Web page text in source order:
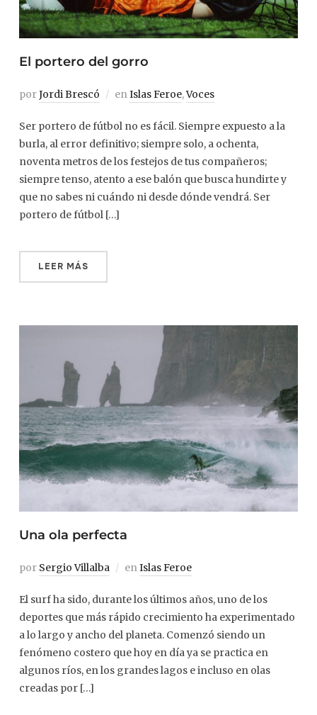
El portero del gorro
porJordi Brescó enIslas Feroe,Voces
Ser portero de fútbol no es fácil. Siempre expuesto a la
burla, al error definitivo; siempre solo, a ochenta,
noventa metros de los festejos de tus compañeros;
siempre tenso, atento a ese balón que busca hundirte y
que no sabes ni cuándo ni desde dónde vendrá. Ser
portero de fútbol […]
LEER MÁS
Una ola perfecta
por Sergio Villalba enIslas Feroe
El surf ha sido, durante los últimos años, uno de los
deportes que más rápido crecimiento ha experimentado
a lo largo y ancho del planeta. Comenzó siendo un
fenómeno costero que hoy en día ya se practica en
algunos ríos, en los grandes lagos e incluso en olas
creadas por […]